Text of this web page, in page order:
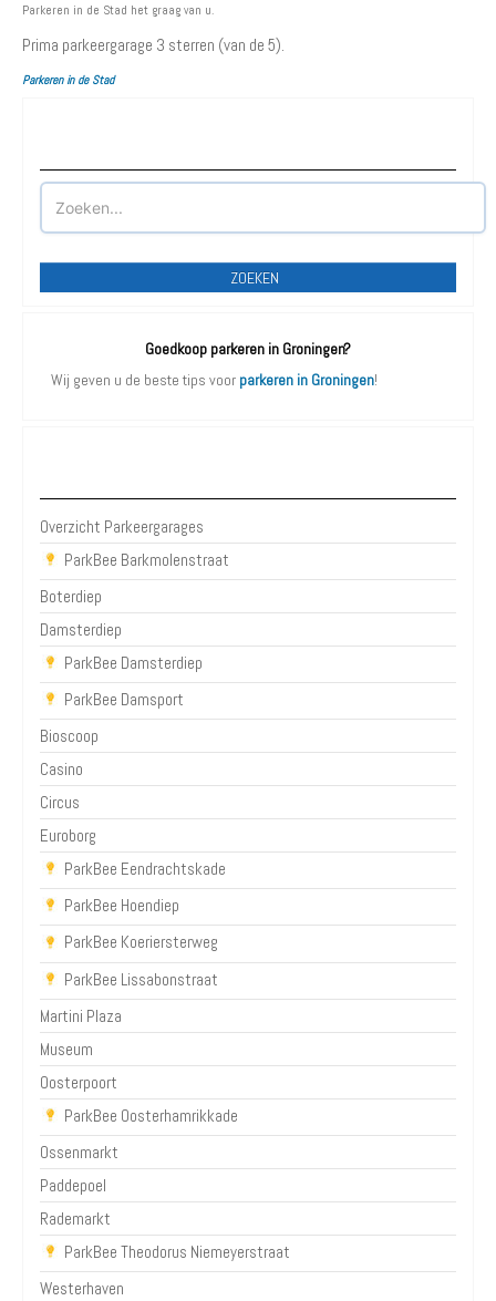
Parkeren in de Stad het graag van u.
Prima parkeergarage 3 sterren (van de 5).
Parkeren in de Stad
ZOEKEN
Goedkoop parkeren in Groningen?
Wij geven u de beste tips voor parkeren in Groningen!
Overzicht Parkeergarages
ParkBee Barkmolenstraat
Boterdiep
Damsterdiep
ParkBee Damsterdiep
ParkBee Damsport
Bioscoop
Casino
Circus
Euroborg
ParkBee Eendrachtskade
ParkBee Hoendiep
ParkBee Koeriersterweg
ParkBee Lissabonstraat
Martini Plaza
Museum
Oosterpoort
ParkBee Oosterhamrikkade
Ossenmarkt
Paddepoel
Rademarkt
ParkBee Theodorus Niemeyerstraat
Westerhaven